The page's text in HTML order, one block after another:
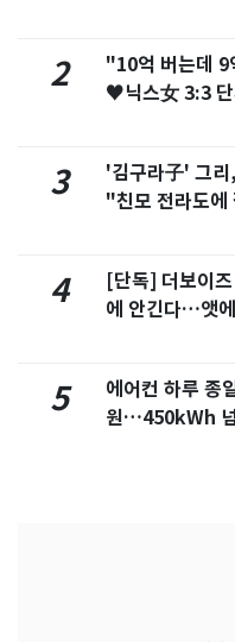
2
"10억 버는데
♥닉스女 3:3 단
3
'김구라子' 그리
"친모 전라도
4
[단독] 더보이
에 안긴다…앳
5
에어컨 하루 종
원…450kWh